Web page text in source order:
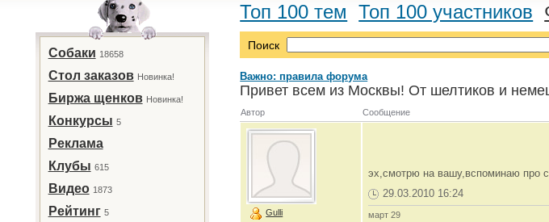
Собаки 18658
Стол заказов Новинка!
Биржа щенков Новинка!
Конкурсы 5
Реклама
Клубы 615
Видео 1873
Рейтинг 5
Топ 100 тем Топ 100 участников
Поиск
Важно: правила форума
Привет всем из Москвы! От шелтиков и
Автор Сообщение
Gulli
эх,смотрю на вашу,вспоминаю про
29.03.2010 16:24
март 29